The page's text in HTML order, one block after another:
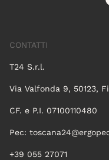
CONTATTI
T24 S.r.l.
Via Valfonda 9, 50123,
CF. e P.I. 07100110480
Pec:
+39 055 27071